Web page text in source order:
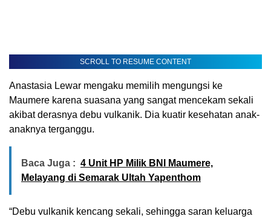
SCROLL TO RESUME CONTENT
Anastasia Lewar mengaku memilih mengungsi ke
Maumere karena suasana yang sangat mencekam sekali
akibat derasnya debu vulkanik. Dia kuatir kesehatan anak-
anaknya terganggu.
Baca Juga : 4 Unit HP Milik BNI Maumere,
Melayang di Semarak Ultah Yapenthom
“Debu vulkanik kencang sekali, sehingga saran keluarga